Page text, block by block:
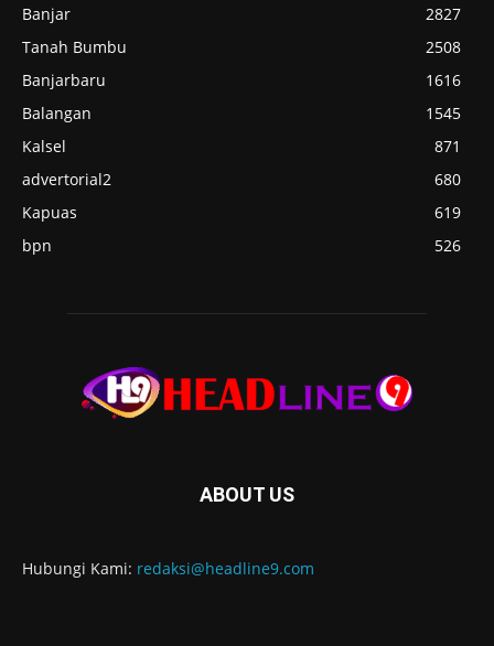
Banjar
2827
Tanah Bumbu
2508
Banjarbaru
1616
Balangan
1545
Kalsel
871
advertorial2
680
Kapuas
619
bpn
526
ABOUT US
Hubungi Kami: redaksi@headline9.com